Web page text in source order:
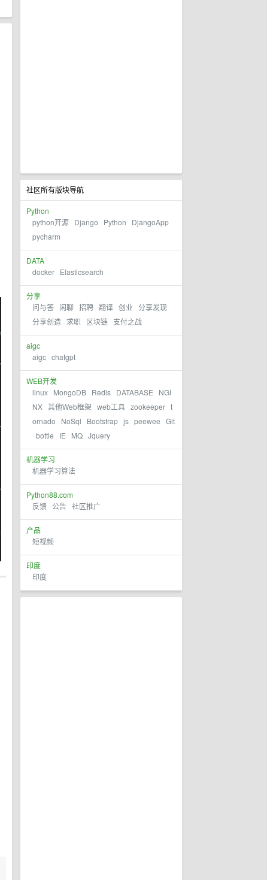
社区所有版块导航
Python
python开源 Django Python
DjangoApp
pycharm
DATA
docker Elasticsearch
分享
问与答 闲聊 招聘 翻译 创业 分享发现
分享创造 求职 区块链 支付之战
aigc
aigc chatgpt
WEB开发
linux MongoDB Redis DATABASE
NGI
NX 其他Web框架 web工具 zookeeper t
ornado
NoSql Bootstrap js peewee Git
bottle
IE MQ Jquery
机器学习
机器学习算法
Python88.com
反馈 公告 社区推广
产品
短视频
印度
印度